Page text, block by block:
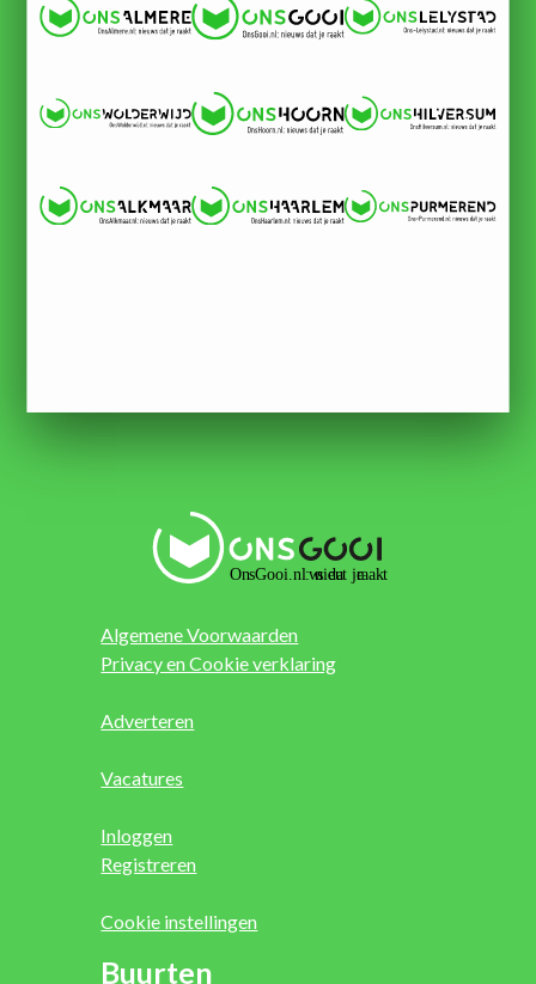
Algemene Voorwaarden
Privacy en Cookie verklaring
Adverteren
Vacatures
Inloggen
Registreren
Cookie instellingen
Buurten